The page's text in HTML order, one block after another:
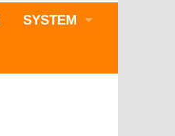
SYSTEM